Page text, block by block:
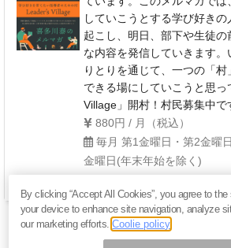
していこうとする学び好き
起こし、明日、部下や生徒の
な内容を発信していきます
りとりを通じて、一つの「
できる場にしていこうと思っ
Village」開村！村民募集中で
880円 / 月（税込）
毎月 第1金曜日・第2金曜
金曜日(年末年始を除く)
By clicking “Accept All Cookies”, you agree to
your device to enhance site navigation, analyze
our marketing efforts.Coolie policy